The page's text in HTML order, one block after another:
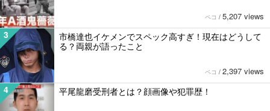
ペコ / 5,207 views
3
市橋達也イケメンでスペック高すぎ！現在はどうして
る？両親が語ったこと
ペコ / 2,397 views
4 平尾龍磨受刑者とは？顔画像や犯罪歴！